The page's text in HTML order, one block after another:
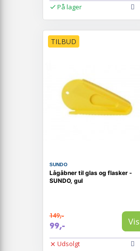
På lager
TILBUD
SUNDO
Lågåbner til glas og flasker -
SUNDO, gul
149,-
99,- Vis
Udsolgt